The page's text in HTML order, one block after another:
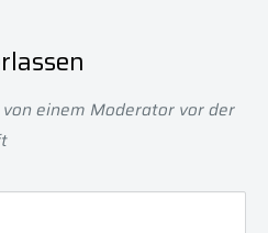
einem Moderator vor der